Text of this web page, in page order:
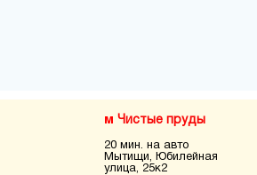
Чистые пруды
20 мин. на авто
Мытищи, Юбилейная
улица, 25к2